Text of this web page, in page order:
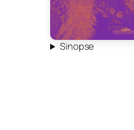
Sinopse